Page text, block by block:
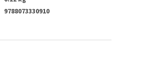
9788073330910